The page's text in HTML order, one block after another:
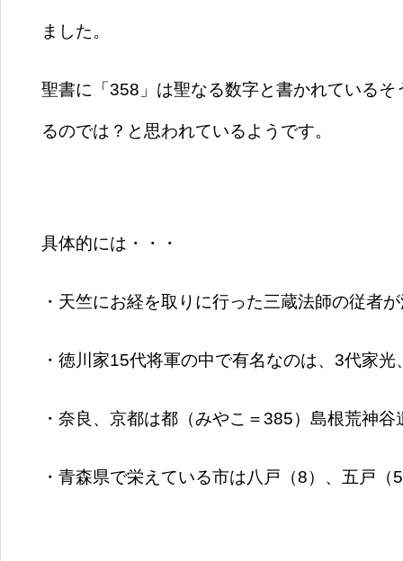
ました。
聖書に「358」は聖なる数字と書かれているそ
るのでは？と思われているようです。
具体的には・・・
・天竺にお経を取りに行った三蔵法師の従者
・徳川家15代将軍の中で有名なのは、3代家
・奈良、京都は都（みやこ＝385）島根荒神
・青森県で栄えている市は八戸（8）、五戸